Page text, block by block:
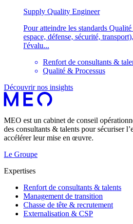
Supply Quality Engineer
Pour atteindre les standards
espace, défense, sécurité,
l'évalu...
Renfort de consultants &
Qualité & Processus
Découvrir nos insights
MEO est un cabinet de conseil
des consultants & talents pour sécuriser
accélérer leur mise en œuvre.
Le Groupe
Expertises
Renfort de consultants & talents
Management de transition
Chasse de tête & recrutement
Externalisation & CSP